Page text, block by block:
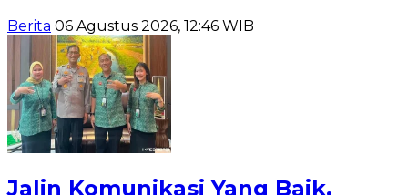
Berita 06 Agustus 2026, 12:46 WIB
Jalin Komunikasi Yang Baik,